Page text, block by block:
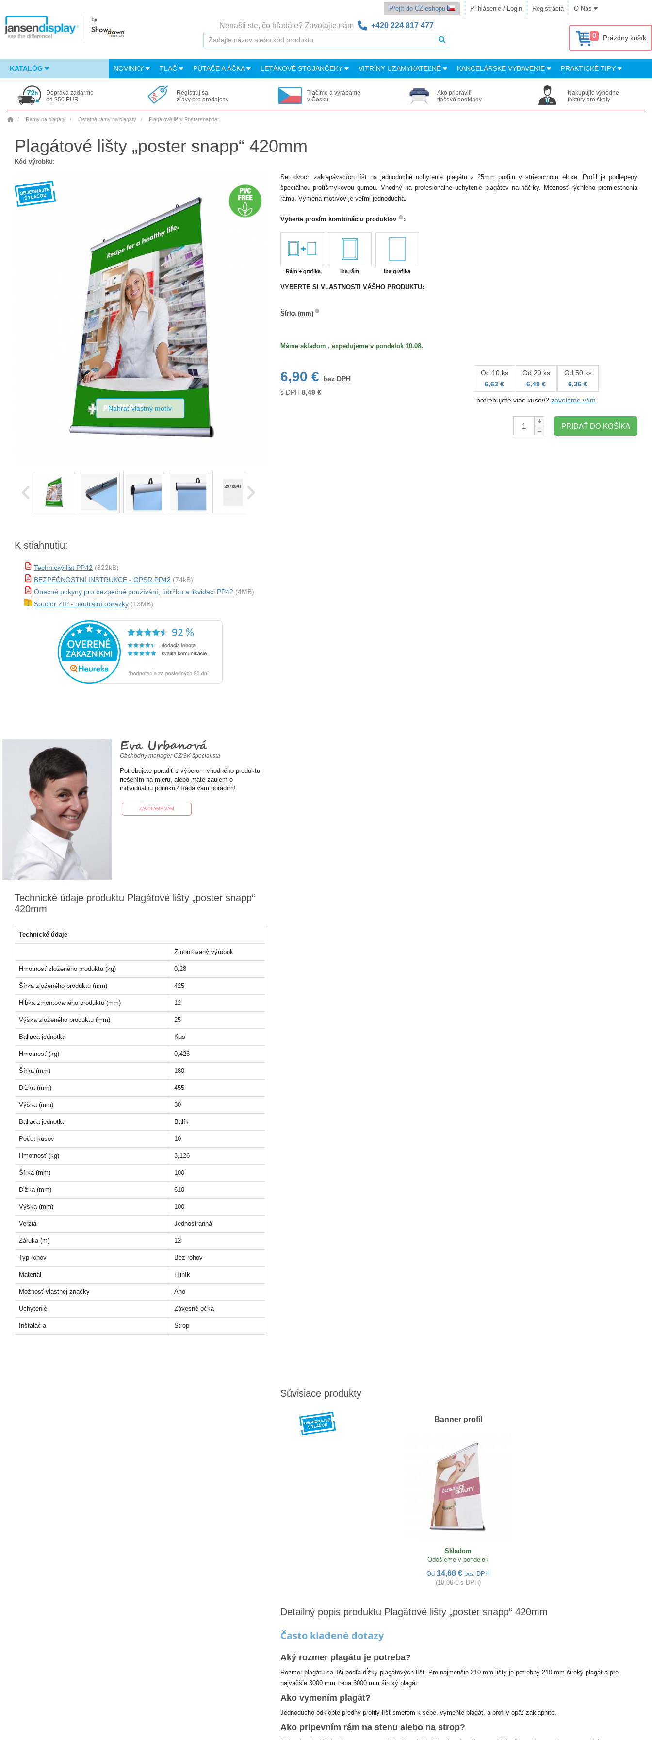
Přejít do CZ eshopu Prihlásenie / Login Registrácia O Nás
Nenašli ste, čo hľadáte? Zavolajte nám +420 224 817 477
0 Prázdny košík
KATALÓG NOVINKY TLAČ PÚTAČE A ÁČKA LETÁKOVÉ STOJANČEKY VITRÍNY UZAMYKATEĽNÉ KANCELÁRSKE VYBAVENIE PRAKTICKÉ TIPY
Doprava zadarmo
od 250 EUR
Registruj sa
zľavy pre predajcov
Tlačíme a vyrábame
v Česku
Ako pripraviť
tlačové podklady
Nakupujte výhodne
faktúry pre školy
Rámy na plagáty Ostatné rámy na plagáty Plagátové lišty Postersnapper
Plagátové lišty „poster snapp“ 420mm
Kód výrobku:
Nahrať vlastný motív
K stiahnutiu:
Technický list PP42 (822kB)
BEZPEČNOSTNÍ INSTRUKCE - GPSR PP42 (74kB)
Obecné pokyny pro bezpečné používání, údržbu a likvidaci PP42 (4MB)
Soubor ZIP - neutrální obrázky (13MB)
Eva Urbanová
Obchodný manager CZ/SK špecialista
Potrebujete poradiť s výberom vhodného produktu,
riešením na mieru, alebo máte záujem o
individuálnu ponuku? Rada vám poradím!
ZAVOLÁME VÁM
Technické údaje produktu Plagátové lišty „poster snapp“
420mm
Technické údaje
Zmontovaný výrobok
Hmotnosť zloženého produktu (kg) 0,28
Šírka zloženého produktu (mm) 425
Hĺbka zmontovaného produktu (mm) 12
Výška zloženého produktu (mm) 25
Baliaca jednotka Kus
Hmotnosť (kg) 0,426
Šírka (mm) 180
Dĺžka (mm) 455
Výška (mm) 30
Baliaca jednotka Balík
Počet kusov 10
Hmotnosť (kg) 3,126
Šírka (mm) 100
Dĺžka (mm) 610
Výška (mm) 100
Verzia Jednostranná
Záruka (m) 12
Typ rohov Bez rohov
Materiál Hliník
Možnosť vlastnej značky Áno
Uchytenie Závesné očká
Inštalácia Strop
Set dvoch zaklapávacích líšt na jednoduché uchytenie plagátu z 25mm profilu v striebornom eloxe. Profil je podlepený
špeciálnou protišmykovou gumou. Vhodný na profesionálne uchytenie plagátov na háčiky. Možnosť rýchleho premiestnenia
rámu. Výmena motívov je veľmi jednoduchá.
Vyberte prosím kombináciu produktov :
Rám + grafika Iba rám Iba grafika
VYBERTE SI VLASTNOSTI VÁŠHO PRODUKTU:
Šírka (mm)
Máme skladom , expedujeme v pondelok 10.08.
6,90 €
bez DPH
s DPH 8,49€
Od 10 ks
6,63 €
Od 20 ks
6,49 €
Od 50 ks
6,36 €
potrebujete viac kusov?zavoláme vám
Množstvo:
PRIDAŤ DO KOŠÍKA
Súvisiace produkty
Banner profil
Skladom
Odošleme v pondelok
Od 14,68 €bez DPH
(18,06 € s DPH)
Detailný popis produktu Plagátové lišty „poster snapp“ 420mm
Často kladené dotazy
Aký rozmer plagátu je potreba?
Rozmer plagátu sa líši podľa dĺžky plagátových líšt. Pre najmenšie 210 mm lišty je potrebný 210 mm široký plagát a pre
najväčšie 3000 mm treba 3000 mm široký plagát.
Ako vymením plagát?
Jednoducho odklopte predný profily líšt smerom k sebe, vymeňte plagát, a profily opäť zaklapnite.
Ako pripevním rám na stenu alebo na strop?